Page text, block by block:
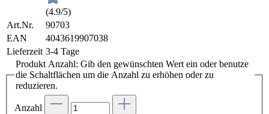
(4.9/5)
Art.Nr.
90703
EAN
4043619907038
Lieferzeit 3-4 Tage
Produkt Anzahl: Gib den gewünschten Wert ein oder benutze
die Schaltflächen um die Anzahl zu erhöhen oder zu
reduzieren.
Anzahl